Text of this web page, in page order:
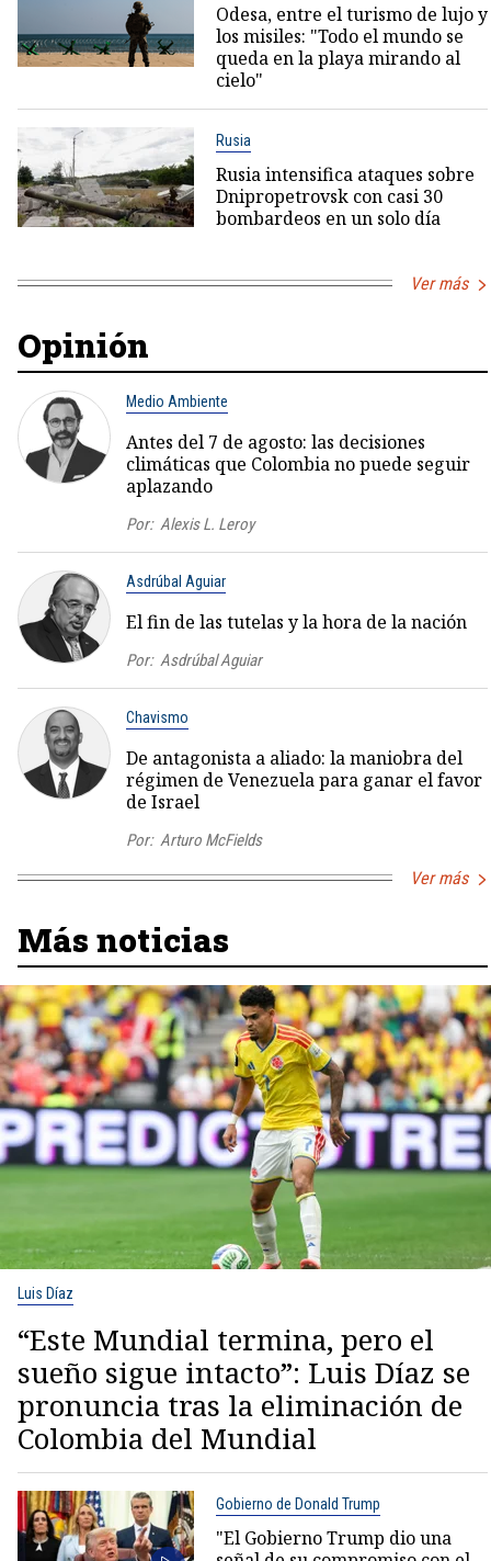
Odesa, entre el turismo de lujo y
los misiles: "Todo el mundo se
queda en la playa mirando al
cielo"
Rusia
Rusia intensifica ataques sobre
Dnipropetrovsk con casi 30
bombardeos en un solo día
Ver más
Opinión
Medio Ambiente
Antes del 7 de agosto: las decisiones
climáticas que Colombia no puede seguir
aplazando
Por: Alexis L. Leroy
Asdrúbal Aguiar
El fin de las tutelas y la hora de la nación
Por: Asdrúbal Aguiar
Chavismo
De antagonista a aliado: la maniobra del
régimen de Venezuela para ganar el favor
de Israel
Por: Arturo McFields
Ver más
Más noticias
Luis Díaz
“Este Mundial termina, pero el
sueño sigue intacto”: Luis Díaz se
pronuncia tras la eliminación de
Colombia del Mundial
Gobierno de Donald Trump
"El Gobierno Trump dio una